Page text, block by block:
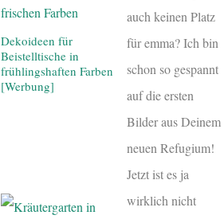
Dekoideen für
Beistelltische in
frühlingshaften Farben
[Werbung]
auch keinen Platz
für emma? Ich bin
schon so gespannt
auf die ersten
Bilder aus Deinem
neuen Refugium!
Jetzt ist es ja
wirklich nicht